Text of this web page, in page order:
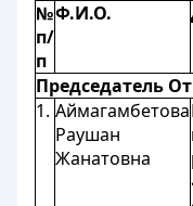
№
п/
п
Ф.И.О.
Председатель
1. Аймагамбетова
Раушан
Жанатовна